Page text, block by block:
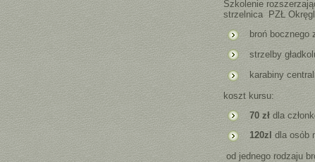
Szkolenie
strzelnica PZŁ
broń bocznego
strzelby
karabiny
koszt kursu:
70 zł dla
120zldla osób
od jednego rodzaju